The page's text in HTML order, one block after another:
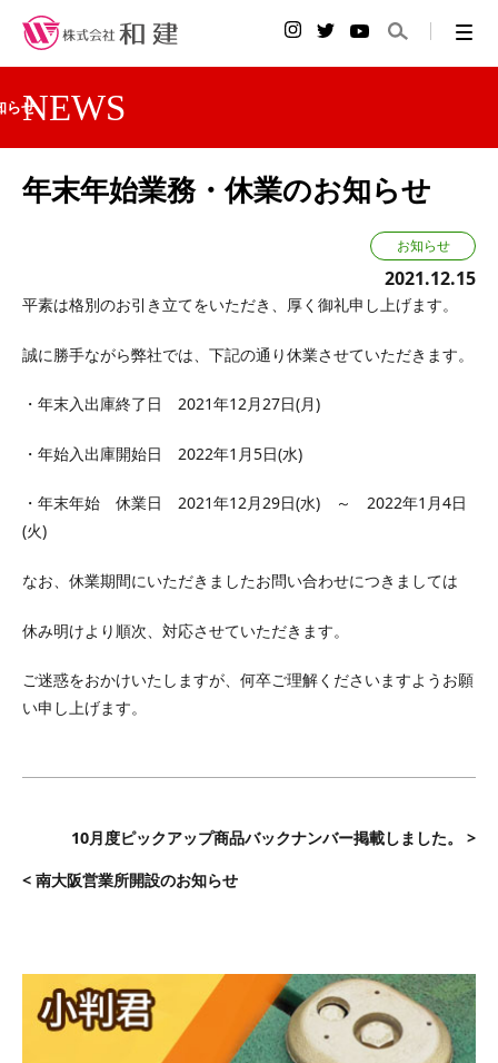
NEWS
らせ
年末年始業務・休業のお知らせ
お知らせ
2021.12.15
平素は格別のお引き立てをいただき、厚く御礼申し上げます。
誠に勝手ながら弊社では、下記の通り休業させていただきます。
・年末入出庫終了日 2021年12月27日(月)
・年始入出庫開始日 2022年1月5日(水)
・年末年始 休業日 2021年12月29日(水) ～ 2022年1月4日
(火)
なお、休業期間にいただきましたお問い合わせにつきましては
休み明けより順次、対応させていただきます。
ご迷惑をおかけいたしますが、何卒ご理解くださいますようお願
い申し上げます。
10月度ピックアップ商品バックナンバー掲載しました。 >
< 南大阪営業所開設のお知らせ